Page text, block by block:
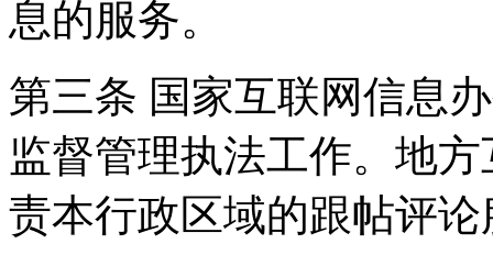
息的服务。
第三条 国家互联网信息
监督管理执法工作。地
责本行政区域的跟帖评